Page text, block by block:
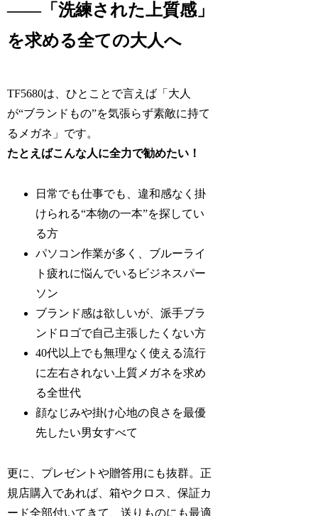
――「洗練された上質感」
を求める全ての大人へ
TF5680は、ひとことで言えば「大人
が“ブランドもの”を気張らず素敵に持て
るメガネ」です。
たとえばこんな人に全力で勧めたい！
日常でも仕事でも、違和感なく掛
けられる“本物の一本”を探してい
る方
パソコン作業が多く、ブルーライ
ト疲れに悩んでいるビジネスパー
ソン
ブランド感は欲しいが、派手ブラ
ンドロゴで自己主張したくない方
40代以上でも無理なく使える流行
に左右されない上質メガネを求め
る全世代
顔なじみや掛け心地の良さを最優
先したい男女すべて
更に、プレゼントや贈答用にも抜群。正
規店購入であれば、箱やクロス、保証カ
ード全部付いてきて、送りものにも最適